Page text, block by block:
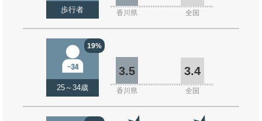
歩行者 香川県 全国
19%
25～34歳
3.5 3.4
香川県 全国